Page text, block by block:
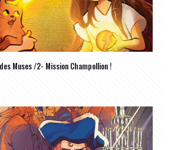
Muses /2- Mission Champollion !